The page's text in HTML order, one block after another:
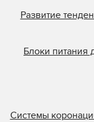
Развитие
Блоки питания
Системы